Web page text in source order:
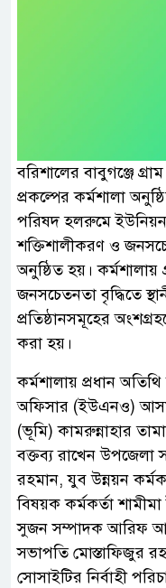
বরিশালের বাবুগঞ্জে
প্রকল্পের কর্মশালা
পরিষদ হলরুমে ইউনিয়ন
শক্তিশালীকরণ ও
অনুষ্ঠিত হয়।
জনসচেতনতা বৃদ্ধিতে
প্রতিষ্ঠানসমূহের
করা হয়।
কর্মশালায় প্রধান
অফিসার (ইউএনও)
(ভূমি) কামরুন্নাহার
বক্তব্য রাখেন উপজেলা
রহমান, যুব উন্নয়ন
বিষয়ক কর্মকর্তা
সুজন সম্পাদক আরিফ
সভাপতি মোস্তাফিজুর
সোসাইটির নির্বাহী